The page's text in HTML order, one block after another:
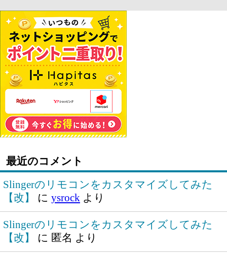
最近のコメント
Slingerのリモコンをカスタマイズしてみた
【改】
に ysrockより
Slingerのリモコンをカスタマイズしてみた
【改】
に 匿名 より